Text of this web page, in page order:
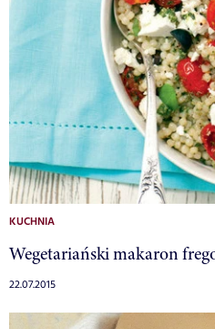
KUCHNIA
Wegetariański makaron
22.07.2015